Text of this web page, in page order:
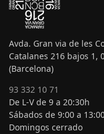
Avda. Gran via de les
Catalanes 216 bajos 1,
(Barcelona)
93 332 10 71
De L-V de 9 a 20:30h
Sábados de 9:00 a
Domingos cerrado